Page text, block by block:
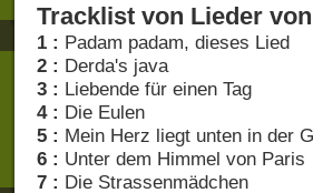
Tracklist von Lieder
1 : Padam padam, dieses Lied
2 : Derda's java
3 : Liebende für einen Tag
4 : Die Eulen
5 : Mein Herz liegt unten in der
6 : Unter dem Himmel von Paris
7 : Die Strassenmädchen